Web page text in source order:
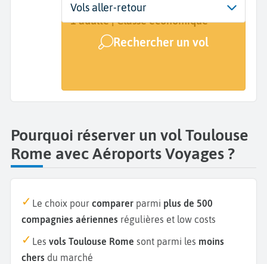
Départ
Toulouse (TLS)
Dates
Dates de votre voyage
Voyageurs | Classe
1 adulte | Classe économique
Rechercher un vol
Vols aller-retour
Pourquoi réserver un vol Toulouse
Rome avec Aéroports Voyages ?
Le choix pour comparer parmi plus de 500
compagnies aériennes régulières et low costs
Les vols Toulouse Rome sont parmi les moins
chers du marché